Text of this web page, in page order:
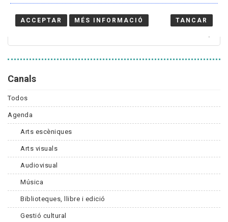
Canals
Todos
Agenda
Arts escèniques
Arts visuals
Audiovisual
Música
Biblioteques, llibre i edició
Gestió cultural
ACCEPTAR MÉS INFORMACIÓ TANCAR